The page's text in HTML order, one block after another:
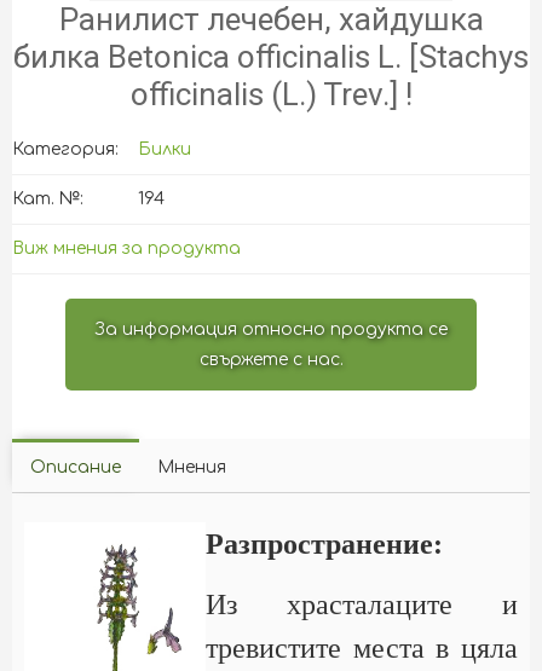
Ранилист лечебен, хайдушка
билка Betonica officinalis L. [Stachys
officinalis (L.) Trev.] !
Категория: Билки
Кат. №: 194
Виж мнения за продукта
За информация относно продукта се
свържете с нас.
Описание Мнения
Разпространение:
Из храсталаците и
тревистите места в цяла